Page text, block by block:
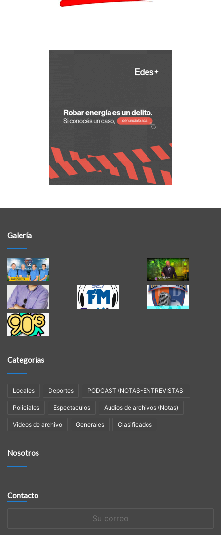
Galería
Categorías
Locales Deportes PODCAST (NOTAS-ENTREVISTAS)
Policiales Espectaculos Audios de archivos (Notas)
Videos de archivo Generales Clasificados
Nosotros
Contacto